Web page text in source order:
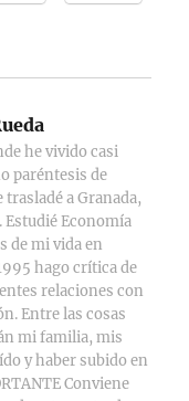
he vivido casi
paréntesis de
trasladé a Granada,
Estudié Economía
de mi vida en
hago crítica de
relaciones con
Entre las cosas
mi familia, mis
y haber subido en
Conviene